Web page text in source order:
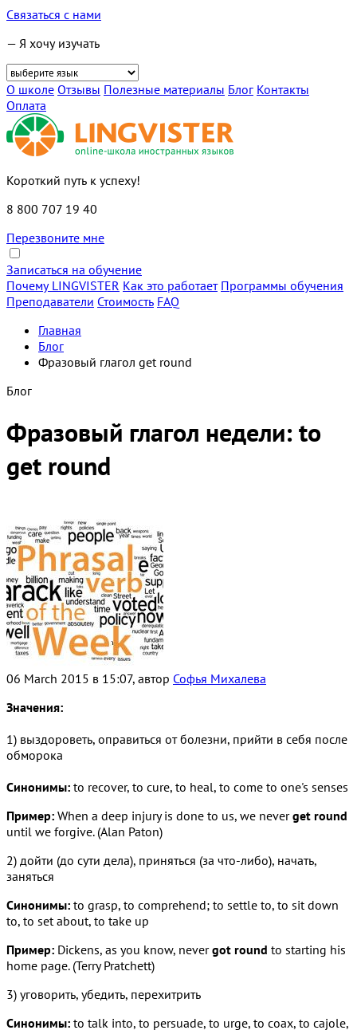
Связаться с нами
— Я хочу изучать
О школе Отзывы Полезные материалы Блог Контакты
Оплата
Короткий путь к успеху!
8 800 707 19 40
Перезвоните мне
Записаться на обучение
Почему LINGVISTER Как это работает Программы обучения
Преподаватели Стоимость FAQ
Главная
Блог
Фразовый глагол get round
Блог
Фразовый глагол недели: to
get round
06 March 2015 в 15:07, автор Софья Михалева
Значения:
1) выздороветь, оправиться от болезни, прийти в себя после
обморока
Синонимы: to recover, to cure, to heal, to come to one's senses
Пример: When a deep injury is done to us, we neverget round
until we forgive. (Alan Paton)
2) дойти (до сути дела), приняться (за что-либо), начать,
заняться
Синонимы: to grasp, to comprehend; to settle to, to sit down
to, to set about, to take up
Пример: Dickens, as you know, nevergot round to starting his
home page. (Terry Pratchett)
3) уговорить, убедить, перехитрить
Синонимы: to talk into, to persuade, to urge, to coax, to cajole,